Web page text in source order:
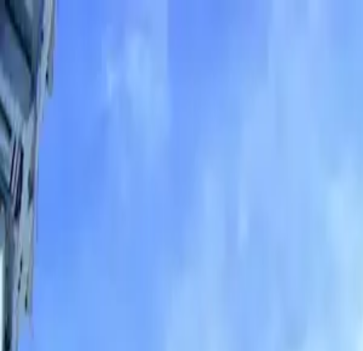
conCarlo
Cosa vedere